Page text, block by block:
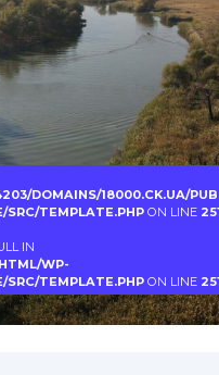
DOMAINS/18000.CK.UA/
SRC/TEMPLATE.PHPON LINE
IN
WP-
SRC/TEMPLATE.PHPON LINE